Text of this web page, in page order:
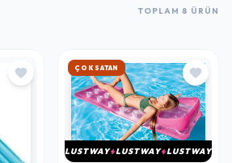
TOPLAM 8 ÜRÜN
ÇOK SATAN
LUSTWAY LUSTWAY LUSTWAY